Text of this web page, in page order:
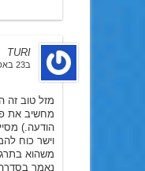
TURI
ב23 באפריל 2016
מחשיב את
הודעה.)
וישר כוח
משהוא